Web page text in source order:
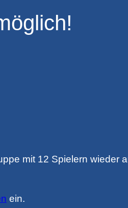
mit 12 Spielern wieder
ein.